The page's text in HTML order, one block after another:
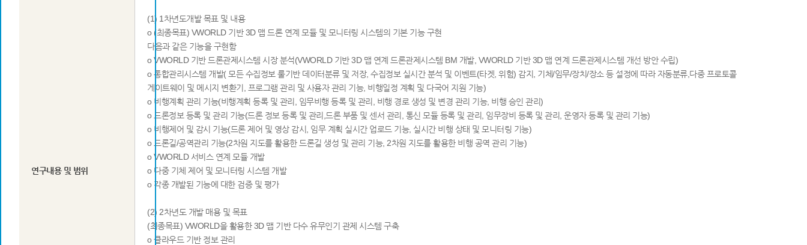
연구내용 및 범위
(1) 1차년도개발 목표 및 내용
o (최종목표) VWORLD 기반 3D 맵 드론 연계 모듈 및 모니터링 시스템의 기본 기능 구현
다음과 같은 기능을 구현함
o VWORLD 기반 드론관제시스템 시장 분석(VWORLD 기반 3D 맵 연계 드론관제시스템 BM 개발, VWORLD 기반 3D 맵 연계 드론관제시스템 개선 방안 수립)
o 통합관리시스템 개발( 모든 수집정보 룰기반 데이터분류 및 저장, 수집정보 실시간 분석 및 이벤트(타겟, 위험) 감지, 기체/임무/장치/장소 등 설정에 따라 자동분류,다중 프로토콜
게이트웨이 및 메시지 변환기, 프로그램 관리 및 사용자 관리 기능, 비행일정 계획 및 다국어 지원 기능)
o 비행계획 관리 기능(비행계획 등록 및 관리, 임무비행 등록 및 관리, 비행 경로 생성 및 변경 관리 기능, 비행 승인 관리)
o 드론정보 등록 및 관리 기능(드론 정보 등록 및 관리,드론 부품 및 센서 관리, 통신 모듈 등록 및 관리, 임무장비 등록 및 관리, 운영자 등록 및 관리 기능)
o 비행제어 및 감시 기능(드론 제어 및 영상 감시, 임무 계획 실시간 업로드 기능, 실시간 비행 상태 및 모니터링 기능)
o 드론길/공역관리 기능(2차원 지도를 활용한 드론길 생성 및 관리 기능, 2차원 지도를 활용한 비행 공역 관리 기능)
o VWORLD 서비스 연계 모듈 개발
o 다중 기체 제어 및 모니터링 시스템 개발
o 각종 개발된 기능에 대한 검증 및 평가
(2) 2차년도 개발 매용 및 목표
(최종목표) VWORLD을 활용한 3D 맵 기반 다수 유무인기 관제 시스템 구축
o 클라우드 기반 정보 관리